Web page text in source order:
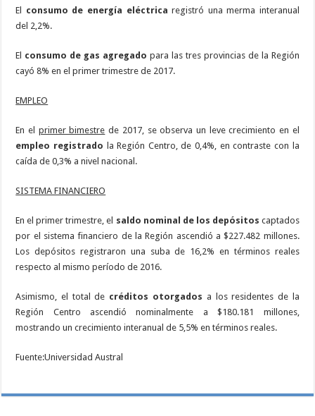
El consumo de energía eléctrica registró una merma interanual
del 2,2%.
El consumo de gas agregado para las tres provincias de la Región
cayó 8% en el primer trimestre de 2017.
EMPLEO
En el primer bimestre de 2017, se observa un leve crecimiento en el
empleo registrado la Región Centro, de 0,4%, en contraste con la
caída de 0,3% a nivel nacional.
SISTEMA FINANCIERO
En el primer trimestre, el saldo nominal de los depósitos captados
por el sistema financiero de la Región ascendió a $227.482 millones.
Los depósitos registraron una suba de 16,2% en términos reales
respecto al mismo período de 2016.
Asimismo, el total de créditos otorgados a los residentes de la
Región Centro ascendió nominalmente a $180.181 millones,
mostrando un crecimiento interanual de 5,5% en términos reales.
Fuente:Universidad Austral